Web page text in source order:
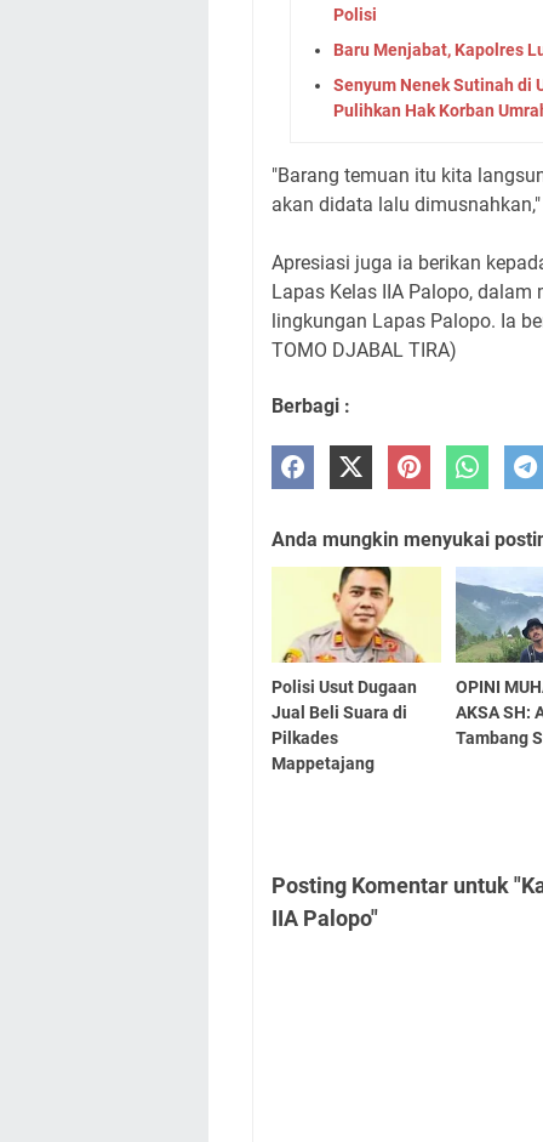
Polisi
Baru Menjabat, Kapolres
Senyum Nenek Sutinah di
Pulihkan Hak Korban
"Barang temuan itu kita
akan didata lalu
Apresiasi juga ia berikan
Lapas Kelas IIA Palopo,
lingkungan Lapas Palopo. Ia
TOMO DJABAL TIRA)
Berbagi :
Anda mungkin menyukai
Polisi Usut Dugaan
Jual Beli Suara di
Pilkades
Mappetajang
OPINI
AKSA SH:
Tambang
Posting Komentar untuk
IIA Palopo"